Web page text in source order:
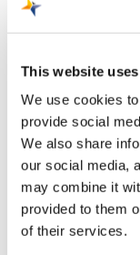
This website
We use cookies
provide social
We also share
our social media,
may combine it
provided to them
of their services.
Trainingsvlucht 4
Nieuwe AI-
intelligent
Je kunt je nu
Trainingsvlucht 17